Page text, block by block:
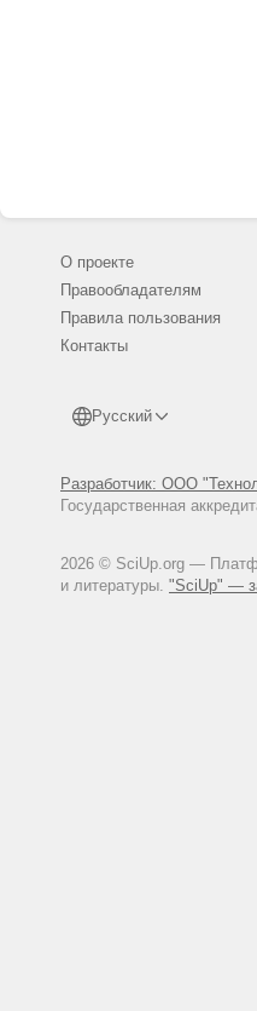
О проекте
Правообладателям
Правила пользования
Контакты
Русский
Разработчик: ООО
Государственная
2026 © SciUp.org —
и литературы. "SciUp" —